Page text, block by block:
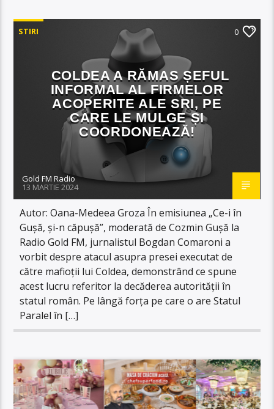
STIRI 0
COLDEA A RĂMAS ȘEFUL
INFORMAL AL FIRMELOR
ACOPERITE ALE SRI, PE
CARE LE MULGE ȘI
COORDONEAZĂ!
Gold FM Radio
13 MARTIE 2024
Autor: Oana-Medeea Groza În emisiunea „Ce-i în
Gușă, și-n căpușă”, moderată de Cozmin Gușă la
Radio Gold FM, jurnalistul Bogdan Comaroni a
vorbit despre atacul asupra presei executat de
către mafioții lui Coldea, demonstrând ce spune
acest lucru referitor la decăderea autorității în
statul român. Pe lângă forța pe care o are Statul
Paralel în […]